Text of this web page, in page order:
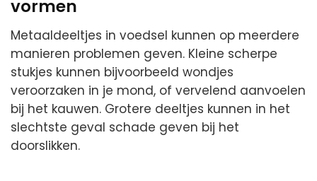
vormen
Metaaldeeltjes in voedsel kunnen op meerdere
manieren problemen geven. Kleine scherpe
stukjes kunnen bijvoorbeeld wondjes
veroorzaken in je mond, of vervelend aanvoelen
bij het kauwen. Grotere deeltjes kunnen in het
slechtste geval schade geven bij het
doorslikken.